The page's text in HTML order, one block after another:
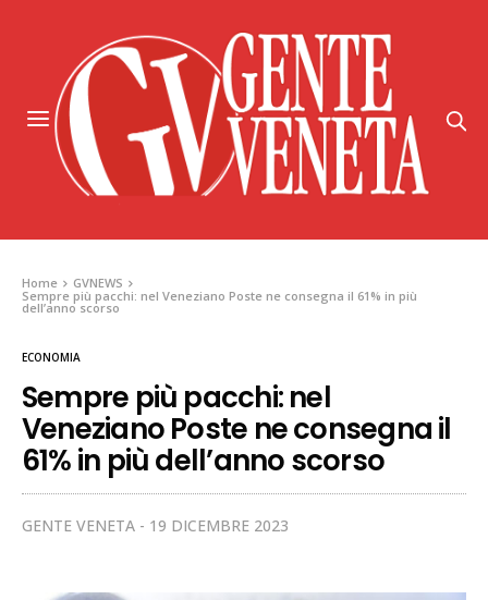
Home
GVNEWS
Sempre più pacchi: nel Veneziano Poste ne consegna il 61% in più
dell’anno scorso
ECONOMIA
Sempre più pacchi: nel
Veneziano Poste ne consegna il
61% in più dell’anno scorso
GENTE VENETA 19 DICEMBRE 2023